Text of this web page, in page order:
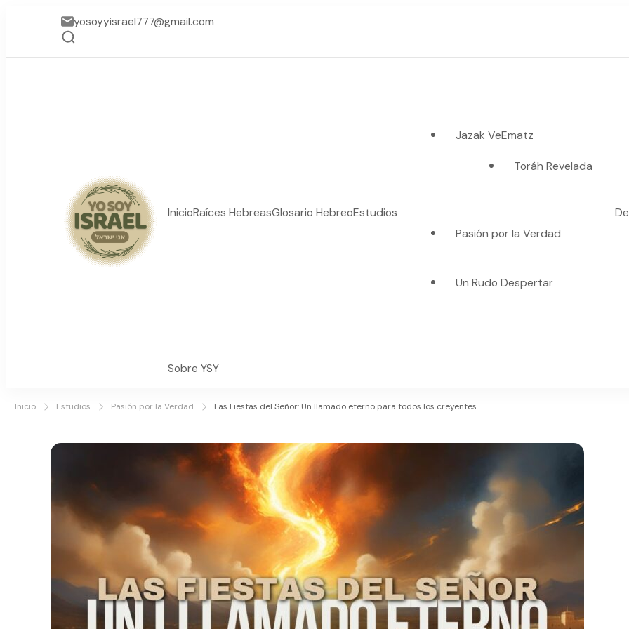
yosoyyisrael777@gmail.com
InicioRaíces HebreasGlosario HebreoEstudios
Jazak VeEmatz
Toráh Revelada
Pasión por la Verdad
Un Rudo Despertar
Sobre YSY
Inicio Estudios Pasión por la Verdad Las Fiestas del Señor: Un llamado eterno para todos los creyentes